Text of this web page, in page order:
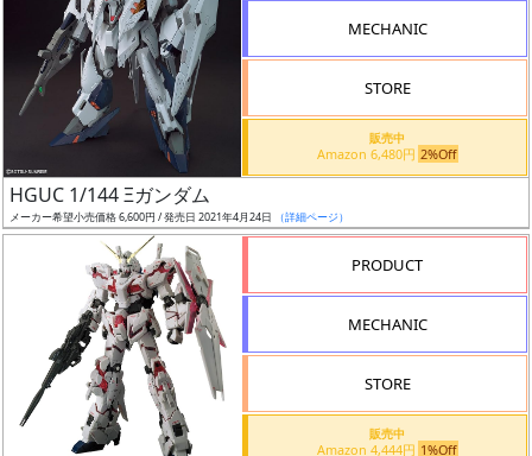
始
抽
選
MECHANIC
STORE
販売中
Amazon 6,480円 2%Off
HGUC 1/144 Ξガンダム
メーカー希望小売価格 6,600円 / 発売日 2021年4月24日 （詳細ページ）
PRODUCT
MECHANIC
STORE
販売中
Amazon 4,444円 1%Off